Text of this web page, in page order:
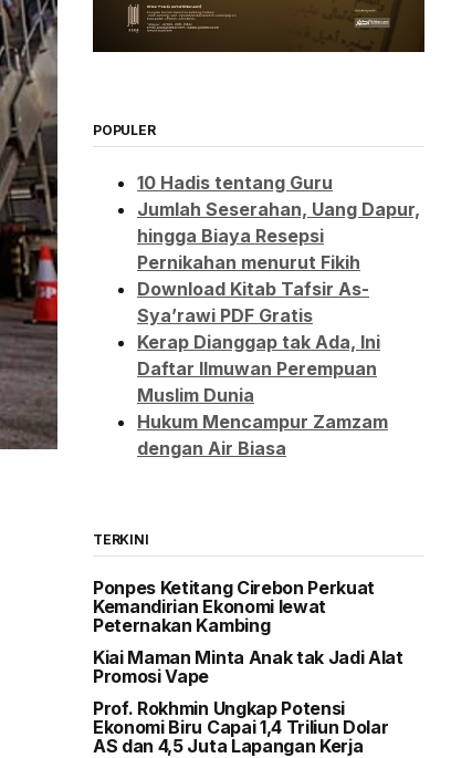
POPULER
10 Hadis tentang Guru
Jumlah Seserahan, Uang Dapur,
hingga Biaya Resepsi
Pernikahan menurut Fikih
Download Kitab Tafsir As-
Sya’rawi PDF Gratis
Kerap Dianggap tak Ada, Ini
Daftar Ilmuwan Perempuan
Muslim Dunia
Hukum Mencampur Zamzam
dengan Air Biasa
TERKINI
Ponpes Ketitang Cirebon Perkuat
Kemandirian Ekonomi lewat
Peternakan Kambing
Kiai Maman Minta Anak tak Jadi Alat
Promosi Vape
Prof. Rokhmin Ungkap Potensi
Ekonomi Biru Capai 1,4 Triliun Dolar
AS dan 4,5 Juta Lapangan Kerja